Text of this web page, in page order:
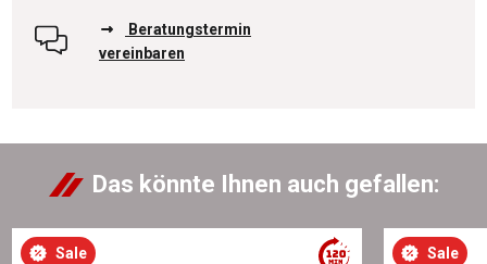
Beratungstermin
vereinbaren
Das könnte Ihnen auch gefallen:
Sale Sale